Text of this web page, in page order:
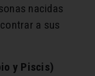
nacidas
a sus
y Piscis)